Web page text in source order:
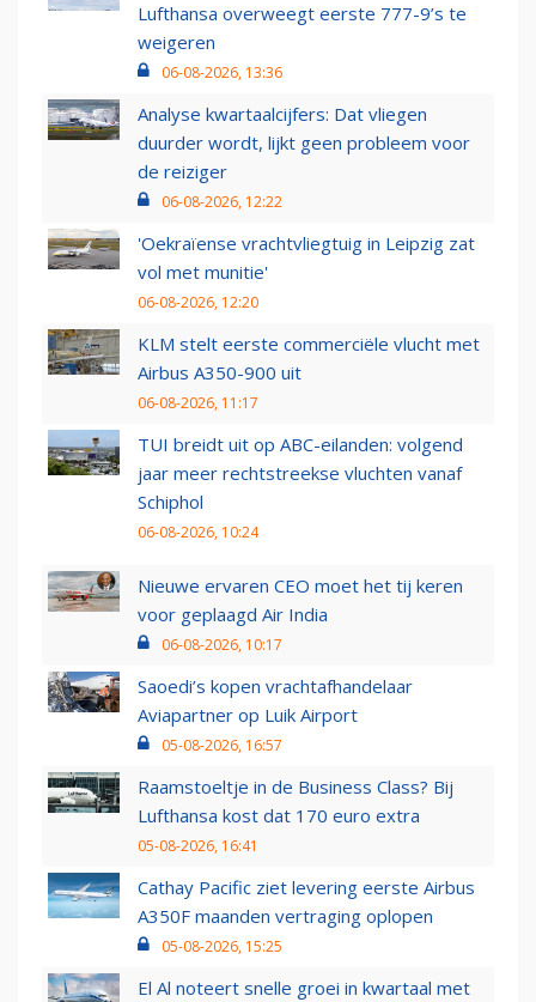
Lufthansa overweegt eerste 777-9’s te
weigeren
06-08-2026, 13:36
Analyse kwartaalcijfers: Dat vliegen
duurder wordt, lijkt geen probleem voor
de reiziger
06-08-2026, 12:22
'Oekraïense vrachtvliegtuig in Leipzig zat
vol met munitie'
06-08-2026, 12:20
KLM stelt eerste commerciële vlucht met
Airbus A350-900 uit
06-08-2026, 11:17
TUI breidt uit op ABC-eilanden: volgend
jaar meer rechtstreekse vluchten vanaf
Schiphol
06-08-2026, 10:24
Nieuwe ervaren CEO moet het tij keren
voor geplaagd Air India
06-08-2026, 10:17
Saoedi’s kopen vrachtafhandelaar
Aviapartner op Luik Airport
05-08-2026, 16:57
Raamstoeltje in de Business Class? Bij
Lufthansa kost dat 170 euro extra
05-08-2026, 16:41
Cathay Pacific ziet levering eerste Airbus
A350F maanden vertraging oplopen
05-08-2026, 15:25
El Al noteert snelle groei in kwartaal met